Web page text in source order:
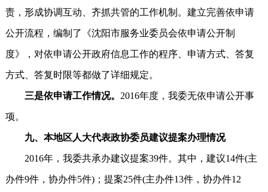
责，形成协调互动、齐抓共管的工作机制。建立完善依申请
公开流程，编制了《沈阳市服务业委员会依申请公开制
度》，对依申请公开政府信息工作的程序、申请方式、答复
方式、答复时限等都做了详细规定。
三是依申请工作情况。 2016年度，我委无依申请公开事
项。
九、 本地区人大代表政协委员建议提案办理情况
2016年，我委共承办建议提案39件。其中，建议14件(主
办件9件，协办件5件)；提案25件(主办件13件，协办件12